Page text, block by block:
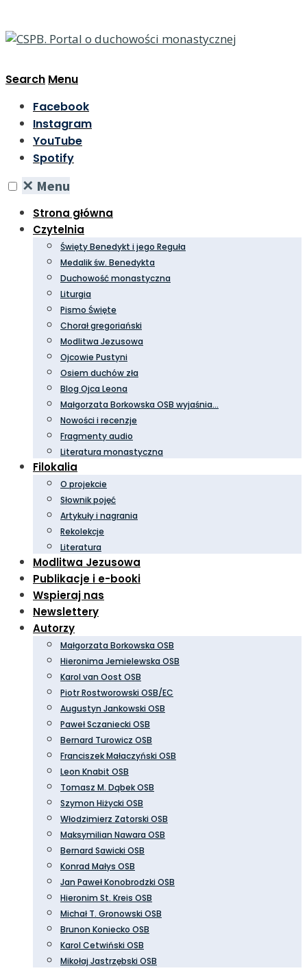
Search Menu
Facebook
Instagram
YouTube
Spotify
✕ Menu
Strona główna
Czytelnia
Święty Benedykt i jego Reguła
Medalik św. Benedykta
Duchowość monastyczna
Liturgia
Pismo Święte
Chorał gregoriański
Modlitwa Jezusowa
Ojcowie Pustyni
Osiem duchów zła
Blog Ojca Leona
Małgorzata Borkowska OSB wyjaśnia…
Nowości i recenzje
Fragmenty audio
Literatura monastyczna
Filokalia
O projekcie
Słownik pojęć
Artykuły i nagrania
Rekolekcje
Literatura
Modlitwa Jezusowa
Publikacje i e-booki
Wspieraj nas
Newslettery
Autorzy
Małgorzata Borkowska OSB
Hieronima Jemielewska OSB
Karol van Oost OSB
Piotr Rostworowski OSB/EC
Augustyn Jankowski OSB
Paweł Sczaniecki OSB
Bernard Turowicz OSB
Franciszek Małaczyński OSB
Leon Knabit OSB
Tomasz M. Dąbek OSB
Szymon Hiżycki OSB
Włodzimierz Zatorski OSB
Maksymilian Nawara OSB
Bernard Sawicki OSB
Konrad Małys OSB
Jan Paweł Konobrodzki OSB
Hieronim St. Kreis OSB
Michał T. Gronowski OSB
Brunon Koniecko OSB
Karol Cetwiński OSB
Mikołaj Jastrzębski OSB